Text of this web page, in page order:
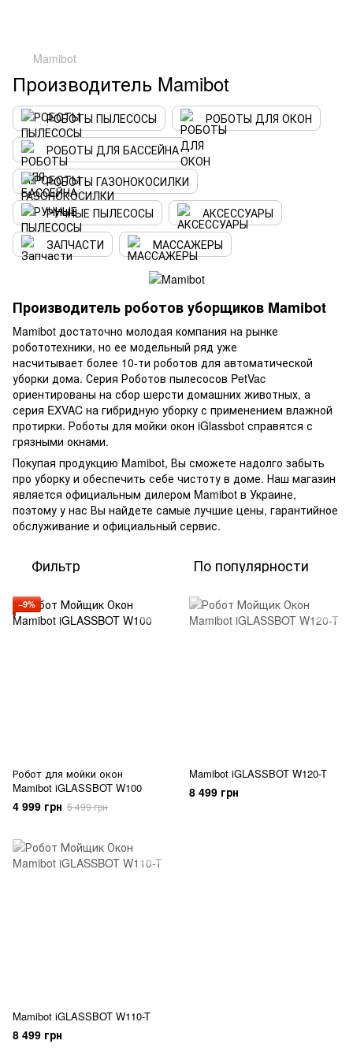
Mamibot
Производитель Mamibot
РОБОТЫ ПЫЛЕСОСЫ
РОБОТЫ ДЛЯ ОКОН
РОБОТЫ ДЛЯ БАССЕЙНА
РОБОТЫ ГАЗОНОКОСИЛКИ
РУЧНЫЕ ПЫЛЕСОСЫ
АКСЕССУАРЫ
ЗАПЧАСТИ
МАССАЖЕРЫ
Производитель роботов уборщиков Mamibot
Mamibot достаточно молодая компания на рынке
робототехники, но ее модельный ряд уже
насчитывает более 10-ти роботов для автоматической
уборки дома. Серия Роботов пылесосов PetVac
ориентированы на сбор шерсти домашних животных, а
серия EXVAC на гибридную уборку с применением влажной
протирки. Роботы для мойки окон iGlassbot справятся с
грязными окнами.
Покупая продукцию Mamibot, Вы сможете надолго забыть
про уборку и обеспечить себе чистоту в доме. Наш магазин
является официальным дилером Mamibot в Украине,
поэтому у нас Вы найдете самые лучшие цены, гарантийное
обслуживание и официальный сервис.
Фильтр По популярности
−9%
Робот для мойки окон
Mamibot iGLASSBOT W100
4 999 грн 5 499 грн
Mamibot iGLASSBOT W120-T
8 499 грн
Mamibot iGLASSBOT W110-T
8 499 грн